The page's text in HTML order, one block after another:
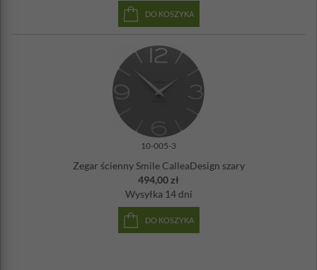
DO KOSZYKA
10-005-3
Zegar ścienny Smile CalleaDesign szary
494,00 zł
Wysyłka 14 dni
DO KOSZYKA